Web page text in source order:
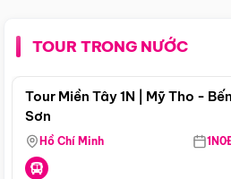
TOUR TRONG NƯỚC
Tour Miền Tây 1N | Mỹ Tho -
Sơn
Hồ Chí Minh